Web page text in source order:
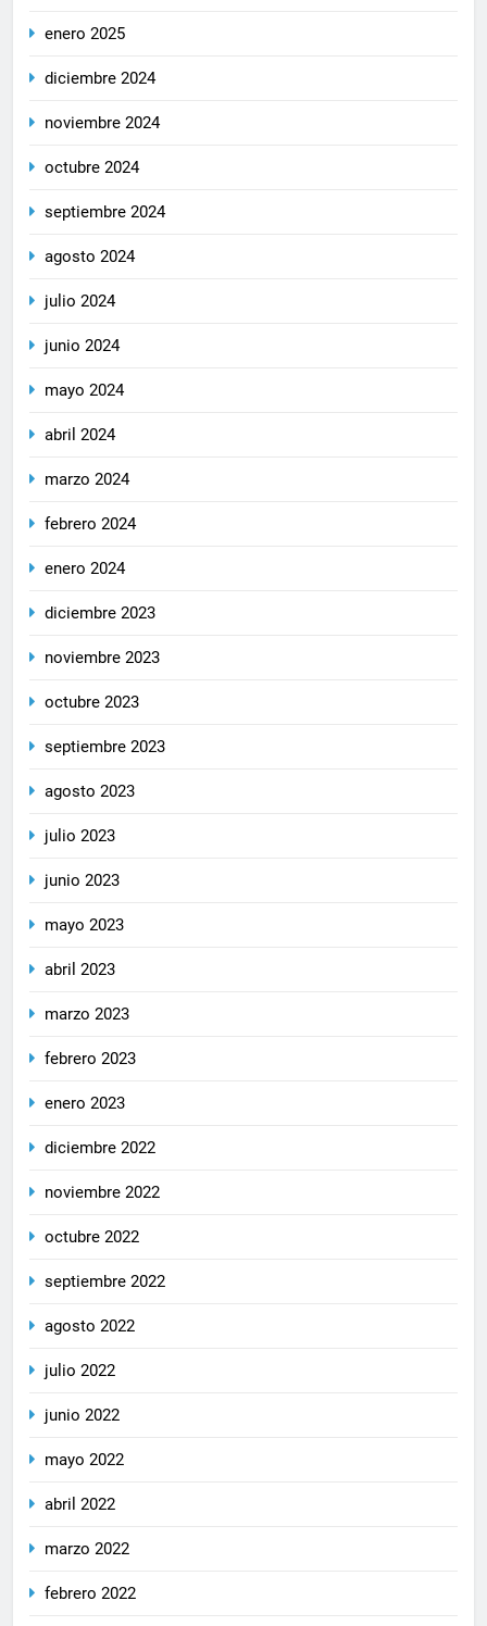
enero 2025
diciembre 2024
noviembre 2024
octubre 2024
septiembre 2024
agosto 2024
julio 2024
junio 2024
mayo 2024
abril 2024
marzo 2024
febrero 2024
enero 2024
diciembre 2023
noviembre 2023
octubre 2023
septiembre 2023
agosto 2023
julio 2023
junio 2023
mayo 2023
abril 2023
marzo 2023
febrero 2023
enero 2023
diciembre 2022
noviembre 2022
octubre 2022
septiembre 2022
agosto 2022
julio 2022
junio 2022
mayo 2022
abril 2022
marzo 2022
febrero 2022